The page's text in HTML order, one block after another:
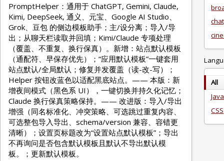
PromptHelper：通用于 ChatGPT, Gemini, Claude,
Kimi, DeepSeek, 通义、元宝、Google AI Studio、
Grok、豆包 的侧边模板助手；主/设分离；导入/导
出；从聊天栏读取并回填；Kimi/Claude 专项处理
（覆盖、不重复、换行保真）。新增：站点默认模板
（通配符、早保存优先）；“应用默认模板”一键套用
站点默认/全局默认；修复并发覆盖（读-改-写）；
Helper 按钮改蓝色以适配黑底站点。—— 本版：新
增夜间模式（黑色系 UI），一键切换并持久化记忆；
Claude 换行保真策略保持。—— 改进版：导入/导出
增强（同名标准化、冲突策略、可选跳过重复内容、
可选整包导入导出、schema/version 兼容、容错更
清晰）；设置页标题改为“设置站点默认模板”；导出
不再询问是否包含默认模板且默认不导出默认模
板。；更新默认模板。
All
CSS